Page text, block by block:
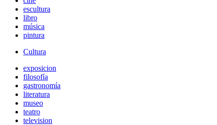
escultura
libro
música
pintura
Cultura
exposicion
filosofía
gastronomía
literatura
museo
teatro
television